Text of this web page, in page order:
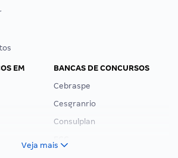
EM
BANCAS DE CONCURSOS
Cebraspe
Cesgranrio
Consulplan
Veja mais